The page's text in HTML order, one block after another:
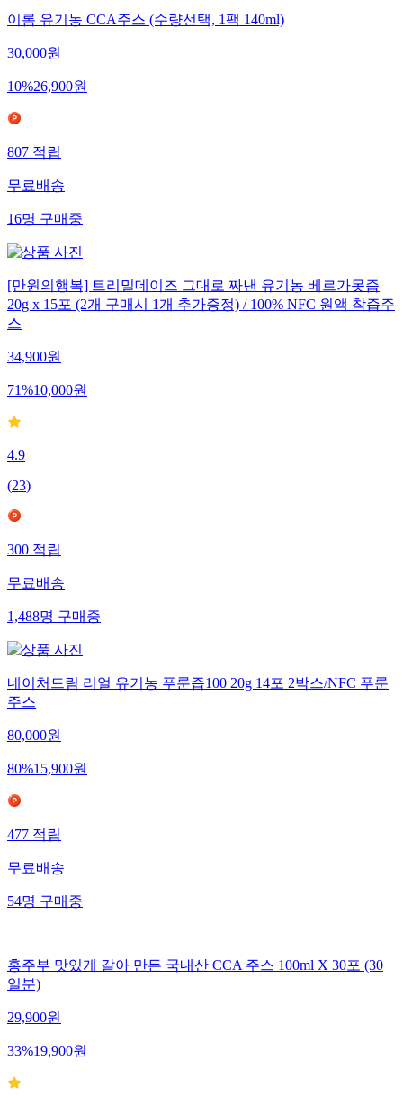
이롬 유기농 CCA주스 (수량선택, 1팩 140ml)
30,000원
10%26,900원
807 적립
무료배송
16명 구매중
[만원의행복] 트리밀데이즈 그대로 짜낸 유기농 베르가못즙
20g x 15포 (2개 구매시 1개 추가증정) / 100% NFC 원액 착즙주
스
34,900원
71%10,000원
4.9
(23)
300 적립
무료배송
1,488명 구매중
네이처드림 리얼 유기농 푸룬즙100 20g 14포 2박스/NFC 푸룬
주스
80,000원
80%15,900원
477 적립
무료배송
54명 구매중
홍주부 맛있게 갈아 만든 국내산 CCA 주스 100ml X 30포 (30
일분)
29,900원
33%19,900원